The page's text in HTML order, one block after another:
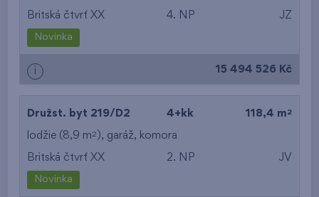
Britská čtvrť XX 4. NP JZ
Novinka
i 15 494 526 Kč
Družst. byt 219/D2 4+kk 118,4 m 2
lodžie (8,9 m2 ), garáž, komora
Britská čtvrť XX 2. NP JV
Novinka